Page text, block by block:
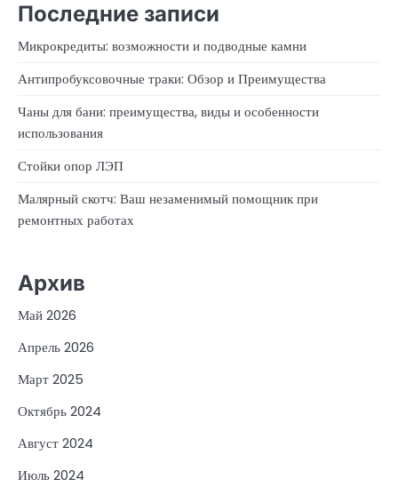
Последние записи
Микрокредиты: возможности и подводные камни
Антипробуксовочные траки: Обзор и Преимущества
Чаны для бани: преимущества, виды и особенности
использования
Стойки опор ЛЭП
Малярный скотч: Ваш незаменимый помощник при
ремонтных работах
Архив
Май 2026
Апрель 2026
Март 2025
Октябрь 2024
Август 2024
Июль 2024